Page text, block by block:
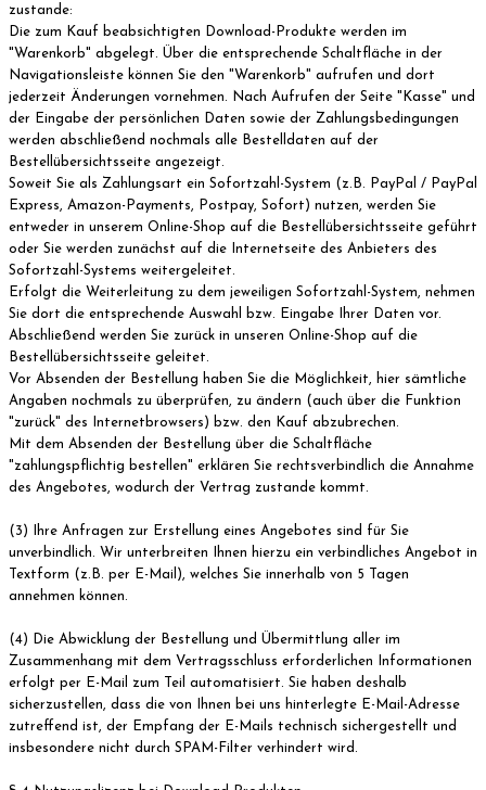
zustande:
Die zum Kauf beabsichtigten Download-Produkte werden im
"Warenkorb" abgelegt. Über die entsprechende Schaltfläche in der
Navigationsleiste können Sie den "Warenkorb" aufrufen und dort
jederzeit Änderungen vornehmen. Nach Aufrufen der Seite "Kasse" und
der Eingabe der persönlichen Daten sowie der Zahlungsbedingungen
werden abschließend nochmals alle Bestelldaten auf der
Bestellübersichtsseite angezeigt.
Soweit Sie als Zahlungsart ein Sofortzahl-System (z.B. PayPal / PayPal
Express, Amazon-Payments, Postpay, Sofort) nutzen, werden Sie
entweder in unserem Online-Shop auf die Bestellübersichtsseite geführt
oder Sie werden zunächst auf die Internetseite des Anbieters des
Sofortzahl-Systems weitergeleitet.
Erfolgt die Weiterleitung zu dem jeweiligen Sofortzahl-System, nehmen
Sie dort die entsprechende Auswahl bzw. Eingabe Ihrer Daten vor.
Abschließend werden Sie zurück in unseren Online-Shop auf die
Bestellübersichtsseite geleitet.
Vor Absenden der Bestellung haben Sie die Möglichkeit, hier sämtliche
Angaben nochmals zu überprüfen, zu ändern (auch über die Funktion
"zurück" des Internetbrowsers) bzw. den Kauf abzubrechen.
Mit dem Absenden der Bestellung über die Schaltfläche
"zahlungspflichtig bestellen" erklären Sie rechtsverbindlich die Annahme
des Angebotes, wodurch der Vertrag zustande kommt.
(3) Ihre Anfragen zur Erstellung eines Angebotes sind für Sie
unverbindlich. Wir unterbreiten Ihnen hierzu ein verbindliches Angebot in
Textform (z.B. per E-Mail), welches Sie innerhalb von 5 Tagen
annehmen können.
(4) Die Abwicklung der Bestellung und Übermittlung aller im
Zusammenhang mit dem Vertragsschluss erforderlichen Informationen
erfolgt per E-Mail zum Teil automatisiert. Sie haben deshalb
sicherzustellen, dass die von Ihnen bei uns hinterlegte E-Mail-Adresse
zutreffend ist, der Empfang der E-Mails technisch sichergestellt und
insbesondere nicht durch SPAM-Filter verhindert wird.